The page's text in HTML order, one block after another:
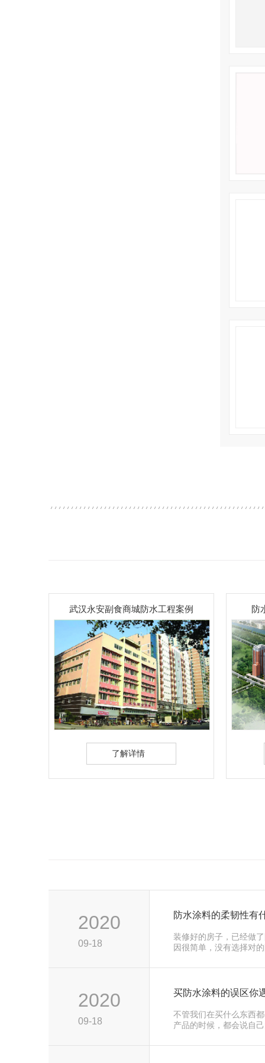
武汉永安副食商城防水工程案例
了解详情
防
2020
09-18
防水涂料的柔韧性有
装修好的房子，已经做
因很简单，没有选择对
2020
09-18
买防水涂料的误区你
不管我们在买什么东西
产品的时候，都会说自
水涂料，我们必须要参